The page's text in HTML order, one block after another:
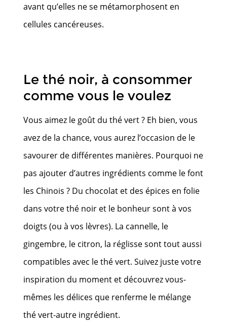
avant qu’elles ne se métamorphosent en
cellules cancéreuses.
Le thé noir, à consommer
comme vous le voulez
Vous aimez le goût du thé vert ? Eh bien, vous
avez de la chance, vous aurez l’occasion de le
savourer de différentes manières. Pourquoi ne
pas ajouter d’autres ingrédients comme le font
les Chinois ? Du chocolat et des épices en folie
dans votre thé noir et le bonheur sont à vos
doigts (ou à vos lèvres). La cannelle, le
gingembre, le citron, la réglisse sont tout aussi
compatibles avec le thé vert. Suivez juste votre
inspiration du moment et découvrez vous-
mêmes les délices que renferme le mélange
thé vert-autre ingrédient.